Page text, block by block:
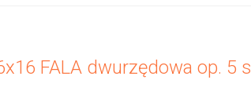
FALA dwurzędowa op. 5